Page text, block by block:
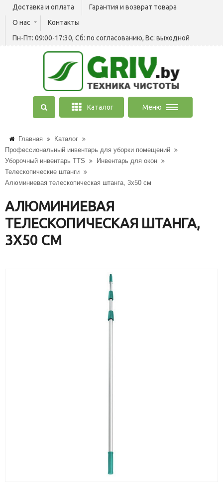
Доставка и оплата
Гарантия и возврат товара
О нас
Контакты
Пн-Пт: 09:00-17:30, Сб: по согласованию, Вс: выходной
Каталог Меню
Главная
Каталог
Профессиональный инвентарь для уборки помещений
Уборочный инвентарь TTS
Инвентарь для окон
Телескопические штанги
Алюминиевая телескопическая штанга, 3x50 см
АЛЮМИНИЕВАЯ
ТЕЛЕСКОПИЧЕСКАЯ ШТАНГА,
3X50 СМ